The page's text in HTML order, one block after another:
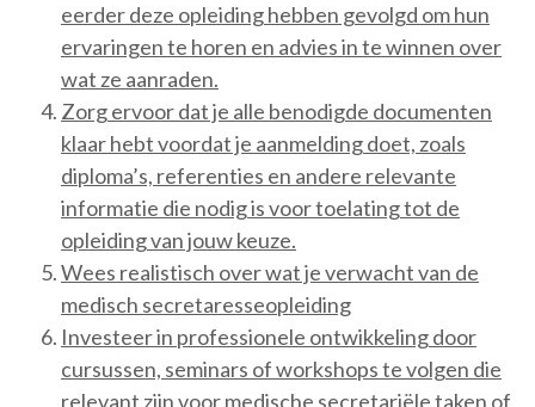
eerder deze opleiding hebben gevolgd om hun
ervaringen te horen en advies in te winnen over
wat ze aanraden.
Zorg ervoor dat je alle benodigde documenten
klaar hebt voordat je aanmelding doet, zoals
diploma’s, referenties en andere relevante
informatie die nodig is voor toelating tot de
opleiding van jouw keuze.
Wees realistisch over wat je verwacht van de
medisch secretaresseopleiding
Investeer in professionele ontwikkeling door
cursussen, seminars of workshops te volgen die
relevant zijn voor medische secretariële taken of